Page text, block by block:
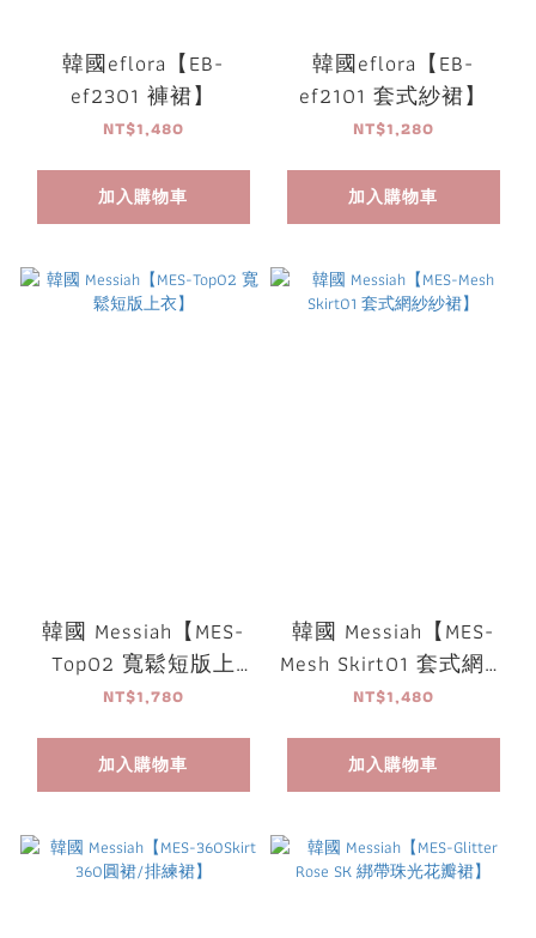
韓國eflora【EB-
ef2301 褲裙】
NT$1,480
加入購物車
韓國eflora【EB-
ef2101 套式紗裙】
NT$1,280
加入購物車
韓國 Messiah【MES-
Top02 寬鬆短版上
衣】
NT$1,780
加入購物車
韓國 Messiah【MES-
Mesh Skirt01 套式網紗
紗裙】
NT$1,480
加入購物車